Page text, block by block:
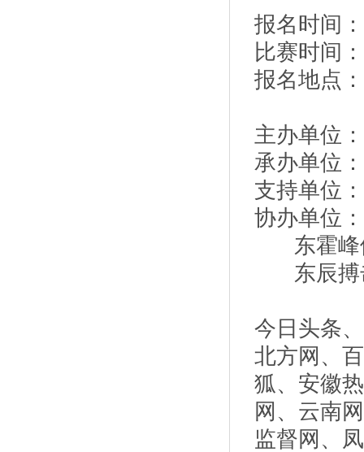
报名时间
比赛时间
报名地点
主办单位
承办单位
支持单位
协办单位
东霍峰
东辰搏
今日头条
北方网、
狐、安徽
网、云南
监督网、